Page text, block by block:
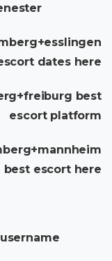
dates here
best
escort platform
best escort here